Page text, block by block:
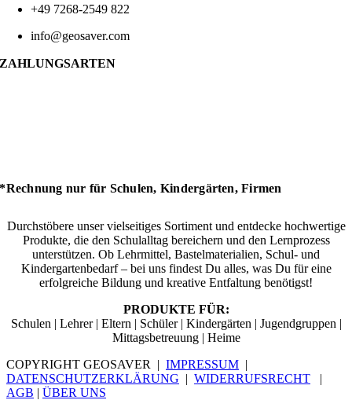
+49 7268-2549 822
info@geosaver.com
ZAHLUNGSARTEN
*Rechnung nur für Schulen, Kindergärten, Firmen
Durchstöbere unser vielseitiges Sortiment und entdecke hochwertige
Produkte, die den Schulalltag bereichern und den Lernprozess
unterstützen. Ob Lehrmittel, Bastelmaterialien, Schul- und
Kindergartenbedarf – bei uns findest Du alles, was Du für eine
erfolgreiche Bildung und kreative Entfaltung benötigst!
PRODUKTE FÜR:
Schulen | Lehrer | Eltern | Schüler | Kindergärten | Jugendgruppen |
Mittagsbetreuung | Heime
COPYRIGHT GEOSAVER | IMPRESSUM |
DATENSCHUTZERKLÄRUNG | WIDERRUFSRECHT |
AGB | ÜBER UNS